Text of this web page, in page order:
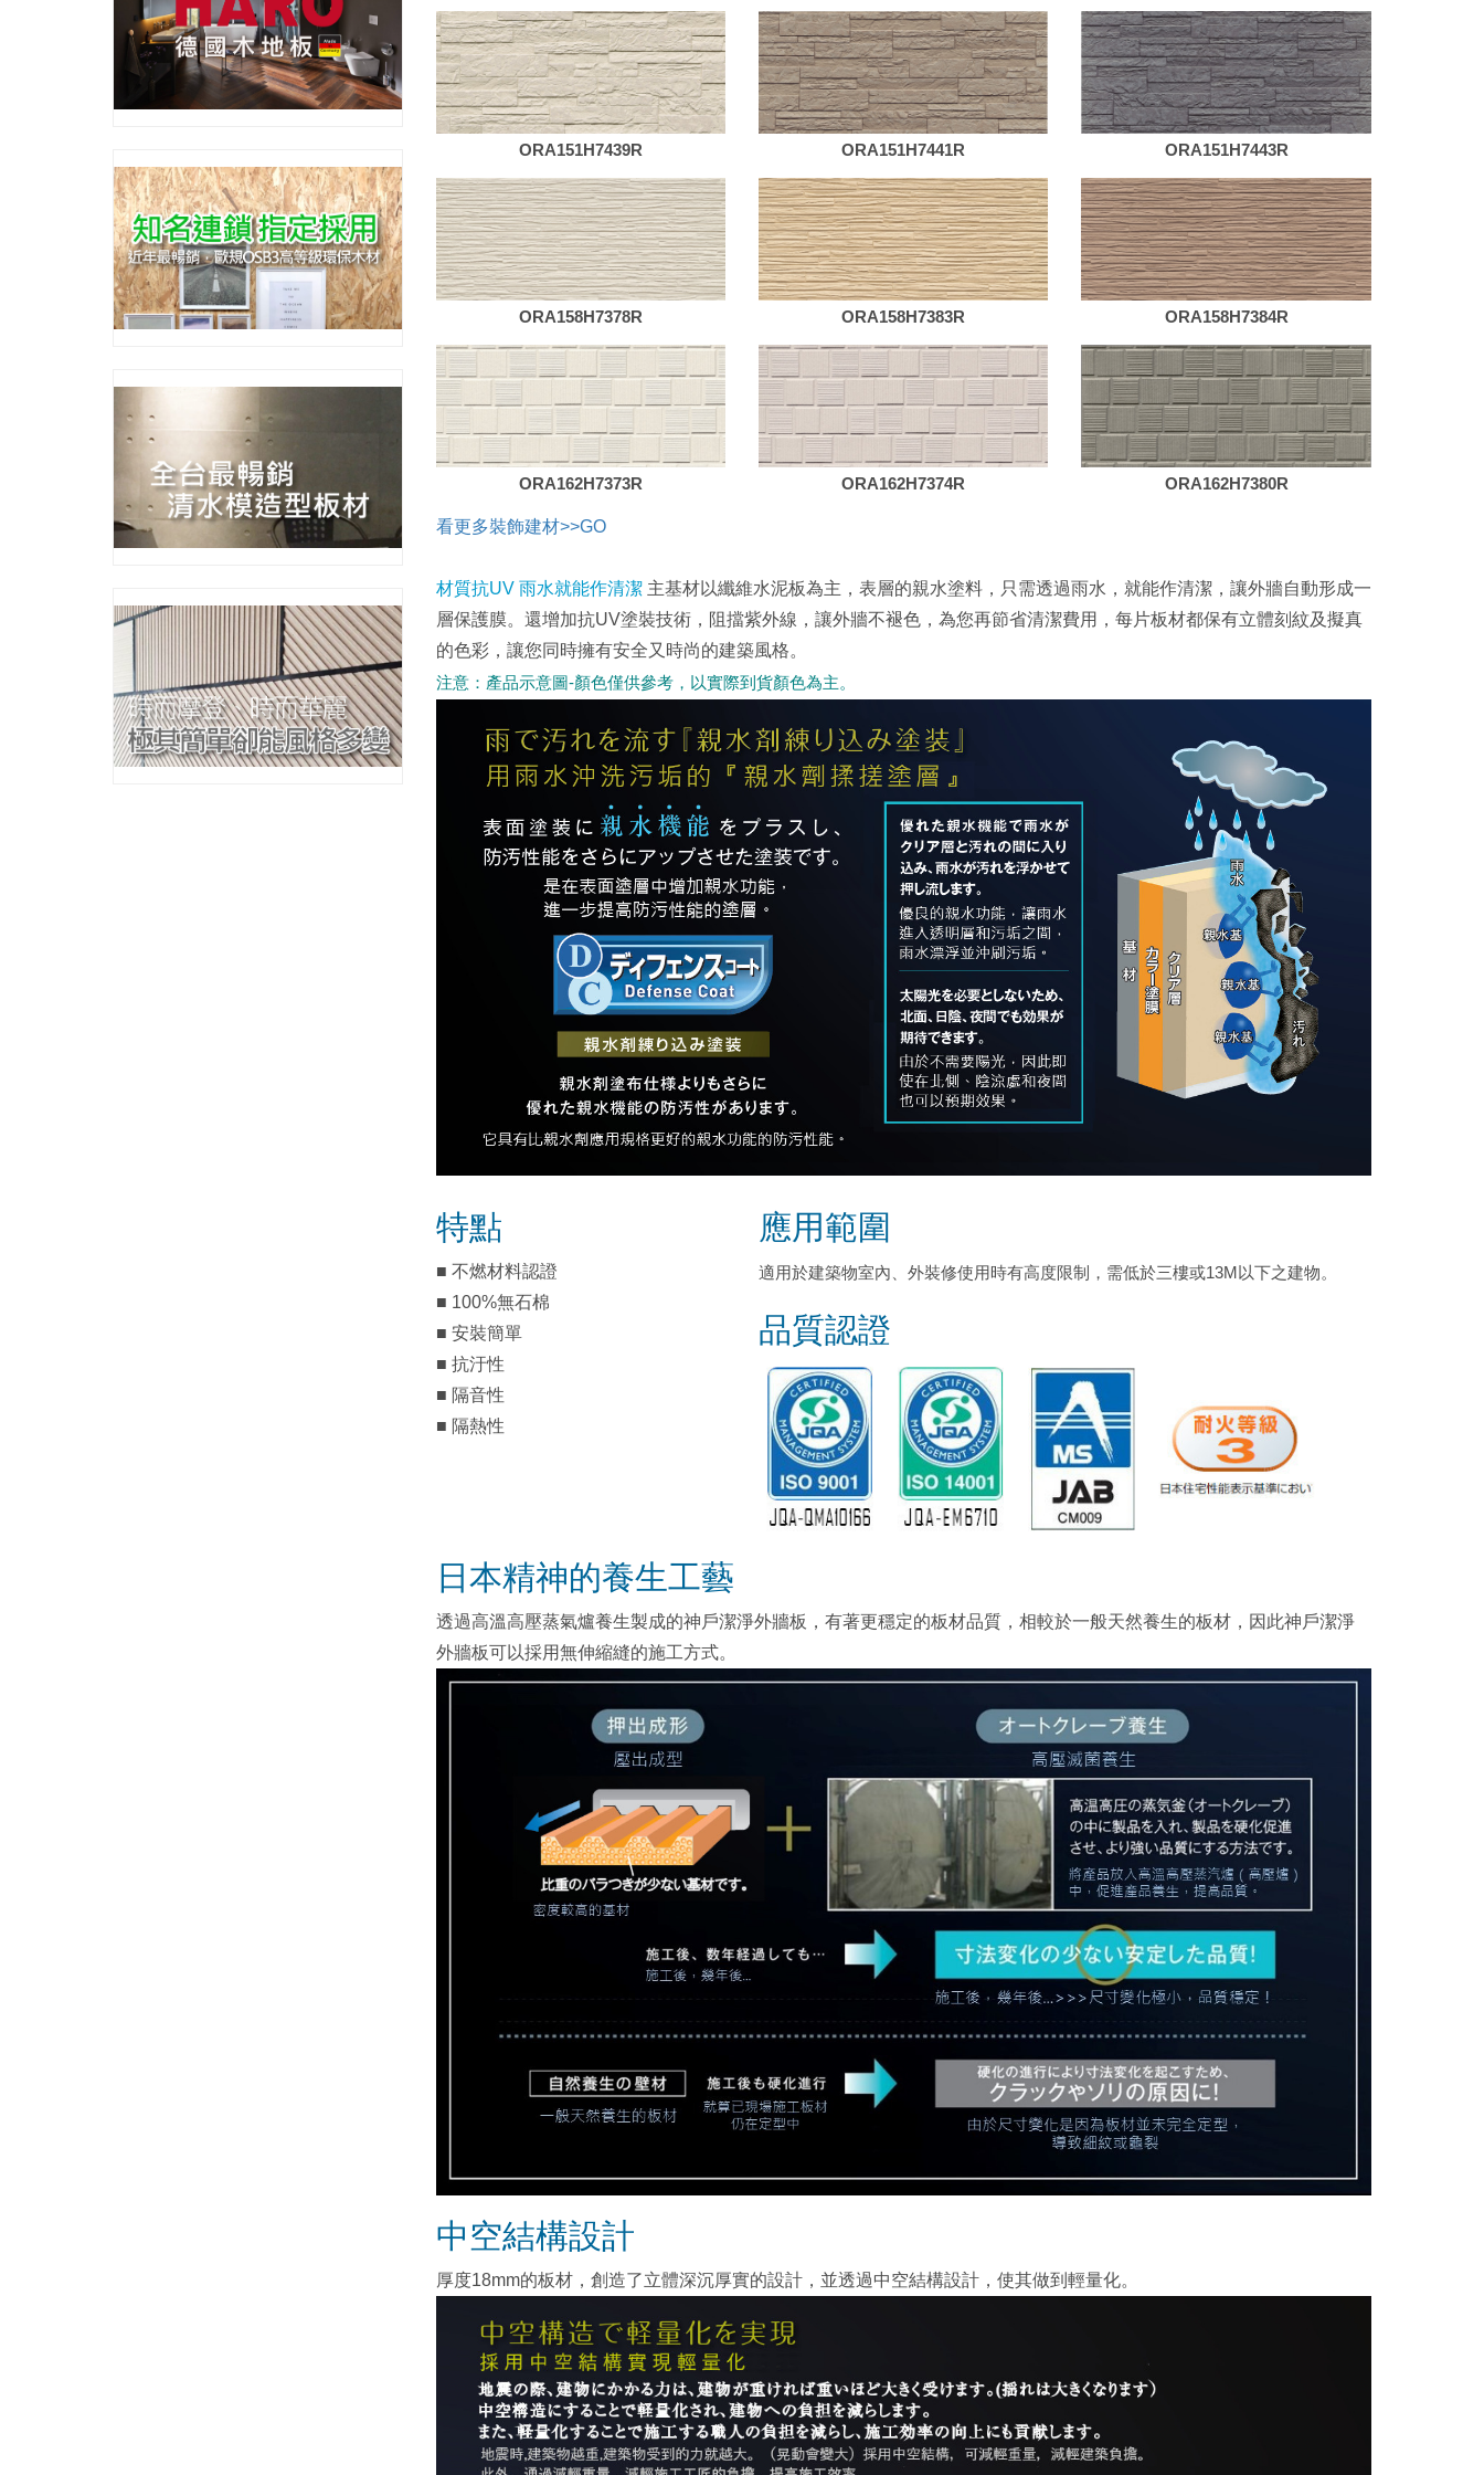
ORA151H7439R ORA151H7441R ORA151H7443R
ORA158H7378R ORA158H7383R ORA158H7384R
ORA162H7373R ORA162H7374R ORA162H7380R
看更多裝飾建材>>GO
材質抗UV 雨水就能作清潔主基材以纖維水泥板為主，表層的親水塗料，只需透過雨水，就能作清潔，讓外牆自動形成一
層保護膜。還增加抗UV塗裝技術，阻擋紫外線，讓外牆不褪色，為您再節省清潔費用，每片板材都保有立體刻紋及擬真
的色彩，讓您同時擁有安全又時尚的建築風格。
注意：產品示意圖-顏色僅供參考，以實際到貨顏色為主。
特點
■ 不燃材料認證
■ 100%無石棉
■ 安裝簡單
■ 抗汙性
■ 隔音性
■ 隔熱性
應用範圍
適用於建築物室內、外裝修使用時有高度限制，需低於三樓或13M以下之建物。
品質認證
日本精神的養生工藝
透過高溫高壓蒸氣爐養生製成的神戶潔淨外牆板，有著更穩定的板材品質，相較於一般天然養生的板材，因此神戶潔淨
外牆板可以採用無伸縮縫的施工方式。
中空結構設計
厚度18mm的板材，創造了立體深沉厚實的設計，並透過中空結構設計，使其做到輕量化。